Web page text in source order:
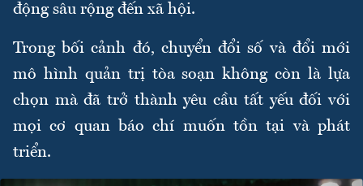
động sâu rộng đến xã hội.
Trong bối cảnh đó, chuyển đổi số và đổi mới
mô hình quản trị tòa soạn không còn là lựa
chọn mà đã trở thành yêu cầu tất yếu đối với
mọi cơ quan báo chí muốn tồn tại và phát
triển.